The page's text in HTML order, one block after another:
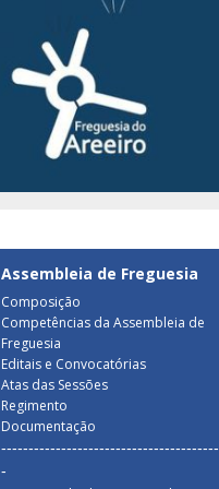
Assembleia de Freguesia
Composição
Competências da Assembleia de
Freguesia
Editais e Convocatórias
Atas das Sessões
Regimento
Documentação
----------------------------------------
-